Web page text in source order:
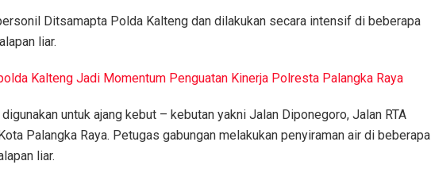
Ditsamapta Polda Kalteng dan dilakukan secara intensif di beberapa
liar.
Kalteng Jadi Momentum Penguatan Kinerja Polresta Palangka Raya
untuk ajang kebut – kebutan yakni Jalan Diponegoro, Jalan RTA
Palangka Raya. Petugas gabungan melakukan penyiraman air di beberapa
liar.